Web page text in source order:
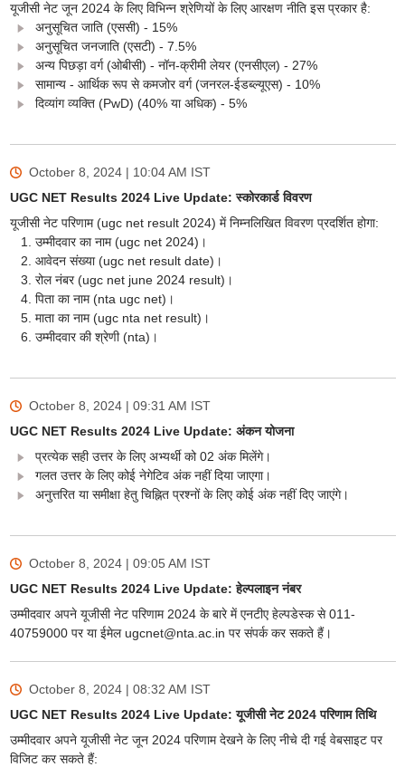
यूजीसी नेट जून 2024 के लिए विभिन्न श्रेणियों के लिए आरक्षण नीति इस प्रकार है:
अनुसूचित जाति (एससी) - 15%
अनुसूचित जनजाति (एसटी) - 7.5%
अन्य पिछड़ा वर्ग (ओबीसी) - नॉन-क्रीमी लेयर (एनसीएल) - 27%
सामान्य - आर्थिक रूप से कमजोर वर्ग (जनरल-ईडब्ल्यूएस) - 10%
दिव्यांग व्यक्ति (PwD) (40% या अधिक) - 5%
October 8, 2024 | 10:04 AM IST
UGC NET Results 2024 Live Update: स्कोरकार्ड विवरण
यूजीसी नेट परिणाम (ugc net result 2024) में निम्नलिखित विवरण प्रदर्शित होगा:
उम्मीदवार का नाम (ugc net 2024)।
आवेदन संख्या (ugc net result date)।
रोल नंबर (ugc net june 2024 result)।
पिता का नाम (nta ugc net)।
माता का नाम (ugc nta net result)।
उम्मीदवार की श्रेणी (nta)।
October 8, 2024 | 09:31 AM IST
UGC NET Results 2024 Live Update: अंकन योजना
प्रत्येक सही उत्तर के लिए अभ्यर्थी को 02 अंक मिलेंगे।
गलत उत्तर के लिए कोई नेगेटिव अंक नहीं दिया जाएगा।
अनुत्तरित या समीक्षा हेतु चिह्नित प्रश्नों के लिए कोई अंक नहीं दिए जाएंगे।
October 8, 2024 | 09:05 AM IST
UGC NET Results 2024 Live Update: हेल्पलाइन नंबर
उम्मीदवार अपने यूजीसी नेट परिणाम 2024 के बारे में एनटीए हेल्पडेस्क से 011-
40759000 पर या ईमेल ugcnet@nta.ac.in पर संपर्क कर सकते हैं।
October 8, 2024 | 08:32 AM IST
UGC NET Results 2024 Live Update: यूजीसी नेट 2024 परिणाम तिथि
उम्मीदवार अपने यूजीसी नेट जून 2024 परिणाम देखने के लिए नीचे दी गई वेबसाइट पर
विजिट कर सकते हैं: